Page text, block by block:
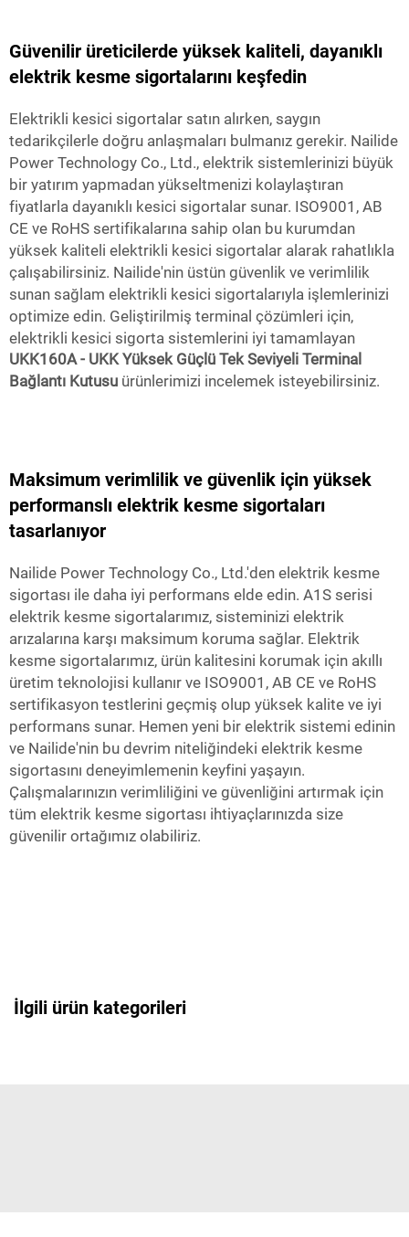
Güvenilir üreticilerde yüksek kaliteli, dayanıklı
elektrik kesme sigortalarını keşfedin
Elektrikli kesici sigortalar satın alırken, saygın
tedarikçilerle doğru anlaşmaları bulmanız gerekir. Nailide
Power Technology Co., Ltd., elektrik sistemlerinizi büyük
bir yatırım yapmadan yükseltmenizi kolaylaştıran
fiyatlarla dayanıklı kesici sigortalar sunar. ISO9001, AB
CE ve RoHS sertifikalarına sahip olan bu kurumdan
yüksek kaliteli elektrikli kesici sigortalar alarak rahatlıkla
çalışabilirsiniz. Nailide'nin üstün güvenlik ve verimlilik
sunan sağlam elektrikli kesici sigortalarıyla işlemlerinizi
optimize edin. Geliştirilmiş terminal çözümleri için,
elektrikli kesici sigorta sistemlerini iyi tamamlayan
UKK160A - UKK Yüksek Güçlü Tek Seviyeli Terminal
Bağlantı Kutusu ürünlerimizi incelemek isteyebilirsiniz.
Maksimum verimlilik ve güvenlik için yüksek
performanslı elektrik kesme sigortaları
tasarlanıyor
Nailide Power Technology Co., Ltd.'den elektrik kesme
sigortası ile daha iyi performans elde edin. A1S serisi
elektrik kesme sigortalarımız, sisteminizi elektrik
arızalarına karşı maksimum koruma sağlar. Elektrik
kesme sigortalarımız, ürün kalitesini korumak için akıllı
üretim teknolojisi kullanır ve ISO9001, AB CE ve RoHS
sertifikasyon testlerini geçmiş olup yüksek kalite ve iyi
performans sunar. Hemen yeni bir elektrik sistemi edinin
ve Nailide'nin bu devrim niteliğindeki elektrik kesme
sigortasını deneyimlemenin keyfini yaşayın.
Çalışmalarınızın verimliliğini ve güvenliğini artırmak için
tüm elektrik kesme sigortası ihtiyaçlarınızda size
güvenilir ortağımız olabiliriz.
İlgili ürün kategorileri